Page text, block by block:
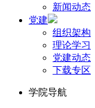
新闻动态
党建
组织架构
理论学习
党建动态
下载专区
学院导航